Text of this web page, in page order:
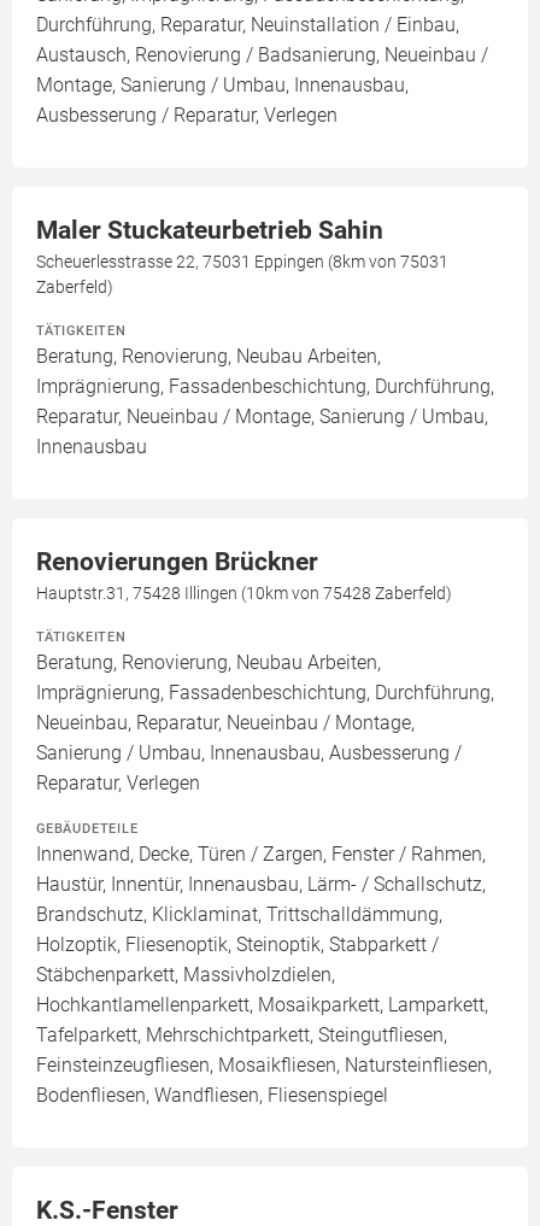
Durchführung, Reparatur, Neuinstallation / Einbau,
Austausch, Renovierung / Badsanierung, Neueinbau /
Montage, Sanierung / Umbau, Innenausbau,
Ausbesserung / Reparatur, Verlegen
Maler Stuckateurbetrieb Sahin
Scheuerlesstrasse 22, 75031 Eppingen (8km von 75031
Zaberfeld)
TÄTIGKEITEN
Beratung, Renovierung, Neubau Arbeiten,
Imprägnierung, Fassadenbeschichtung, Durchführung,
Reparatur, Neueinbau / Montage, Sanierung / Umbau,
Innenausbau
Renovierungen Brückner
Hauptstr.31, 75428 Illingen (10km von 75428 Zaberfeld)
TÄTIGKEITEN
Beratung, Renovierung, Neubau Arbeiten,
Imprägnierung, Fassadenbeschichtung, Durchführung,
Neueinbau, Reparatur, Neueinbau / Montage,
Sanierung / Umbau, Innenausbau, Ausbesserung /
Reparatur, Verlegen
GEBÄUDETEILE
Innenwand, Decke, Türen / Zargen, Fenster / Rahmen,
Haustür, Innentür, Innenausbau, Lärm- / Schallschutz,
Brandschutz, Klicklaminat, Trittschalldämmung,
Holzoptik, Fliesenoptik, Steinoptik, Stabparkett /
Stäbchenparkett, Massivholzdielen,
Hochkantlamellenparkett, Mosaikparkett, Lamparkett,
Tafelparkett, Mehrschichtparkett, Steingutfliesen,
Feinsteinzeugfliesen, Mosaikfliesen, Natursteinfliesen,
Bodenfliesen, Wandfliesen, Fliesenspiegel
K.S.-Fenster